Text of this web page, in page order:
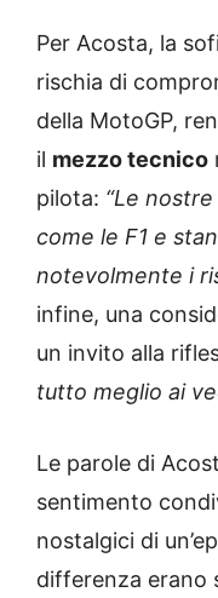
Per Acosta, la
rischia di
della MotoGP,
il mezzo tecnico
pilota: “Le
come le F1 e
notevolmente i
infine, una
un invito alla
tutto meglio ai
Le parole di
sentimento
nostalgici di
differenza erano